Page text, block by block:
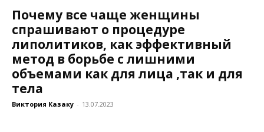
Почему все чаще женщины
спрашивают о процедуре
липолитиков, как эффективный
метод в борьбе с лишними
объемами как для лица ,так и для
тела
Виктория Казаку - 13.07.2023